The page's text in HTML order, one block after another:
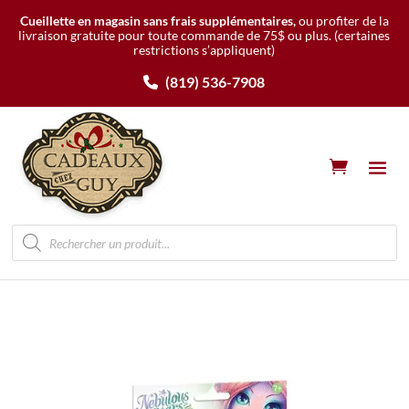
Cueillette en magasin sans frais supplémentaires,ou profiter de la
livraison gratuite pour toute commande de 75$ ou plus. (certaines
restrictions s’appliquent)
(819) 536-7908
Recherche
de
produits